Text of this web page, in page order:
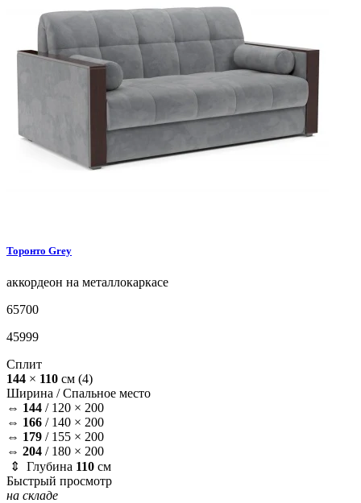
Торонто Grey
аккордеон на металлокаркасе
65700
45999
Сплит
144 × 110 см (4)
Ширина /Спальное место
⇔ 144 / 120 × 200
⇔ 166 / 140 × 200
⇔ 179 / 155 × 200
⇔ 204 / 180 × 200
⇕ Глубина 110 см
Быстрый просмотр
на складе